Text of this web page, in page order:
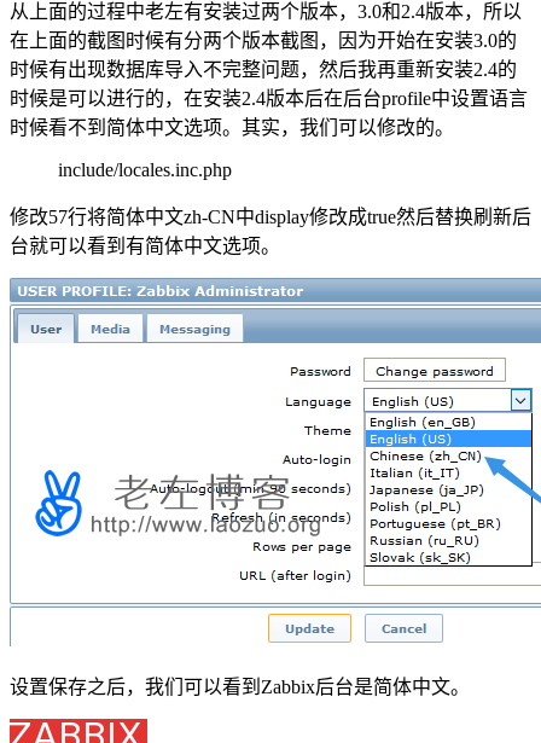
从上面的过程中老左有安装过两个版本，3.0和2.4版本，所以
在上面的截图时候有分两个版本截图，因为开始在安装3.0的
时候有出现数据库导入不完整问题，然后我再重新安装2.4的
时候是可以进行的，在安装2.4版本后在后台profile中设置语言
时候看不到简体中文选项。其实，我们可以修改的。
include/locales.inc.php
修改57行将简体中文zh-CN中display修改成true然后替换刷新后
台就可以看到有简体中文选项。
设置保存之后，我们可以看到Zabbix后台是简体中文。